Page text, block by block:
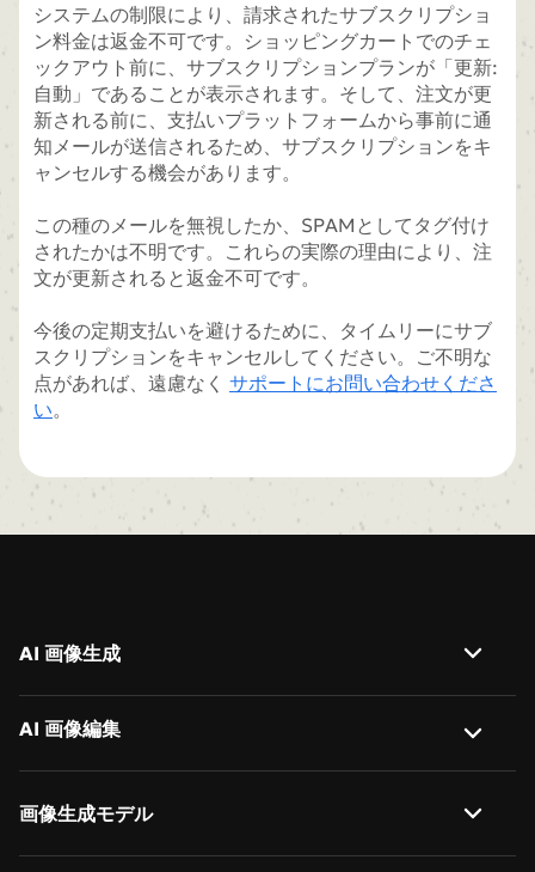
システムの制限により、請求されたサブスクリプショ
ン料金は返金不可です。ショッピングカートでのチェ
ックアウト前に、サブスクリプションプランが「更新:
自動」であることが表示されます。そして、注文が更
新される前に、支払いプラットフォームから事前に通
知メールが送信されるため、サブスクリプションをキ
ャンセルする機会があります。
この種のメールを無視したか、SPAMとしてタグ付け
されたかは不明です。これらの実際の理由により、注
文が更新されると返金不可です。
今後の定期支払いを避けるために、タイムリーにサブ
スクリプションをキャンセルしてください。ご不明な
点があれば、遠慮なく サポートにお問い合わせくださ
い。
AI 画像生成
画像から画像生成
AI 画像編集
画像背景変更
画像生成モデル